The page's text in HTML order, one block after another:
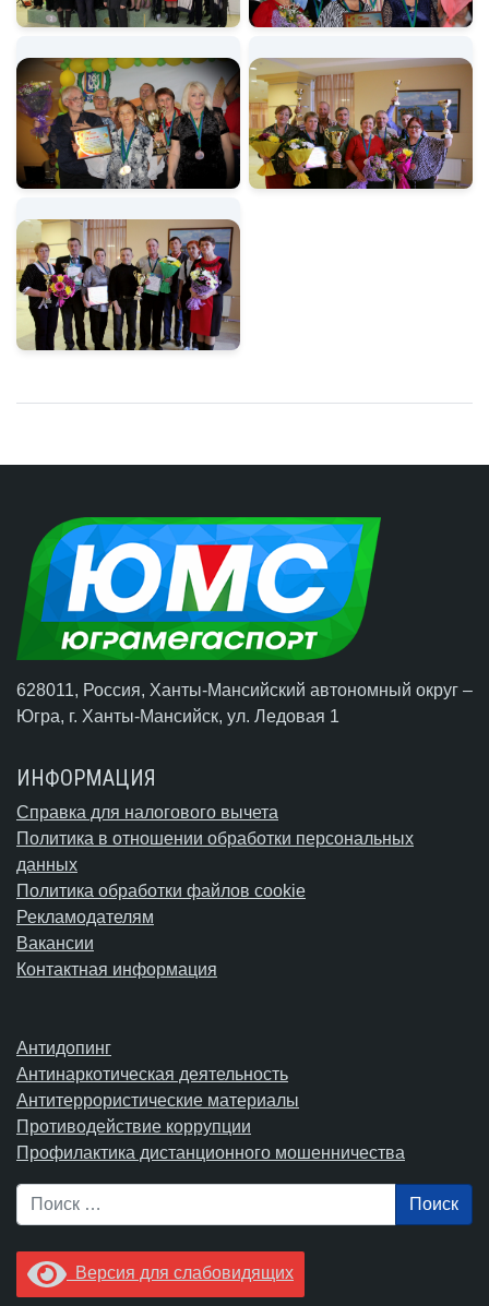
628011, Россия, Ханты-Мансийский автономный округ –
Югра, г. Ханты-Мансийск, ул. Ледовая 1
ИНФОРМАЦИЯ
Справка для налогового вычета
Политика в отношении обработки персональных
данных
Политика обработки файлов cookie
Рекламодателям
Вакансии
Контактная информация
Антидопинг
Антинаркотическая деятельность
Антитеррористические материалы
Противодействие коррупции
Профилактика дистанционного мошенничества
Поиск
Версия для слабовидящих